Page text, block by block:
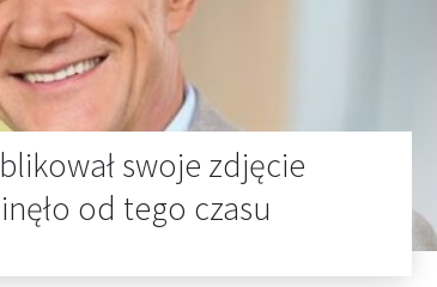
swoje zdjęcie
od tego czasu